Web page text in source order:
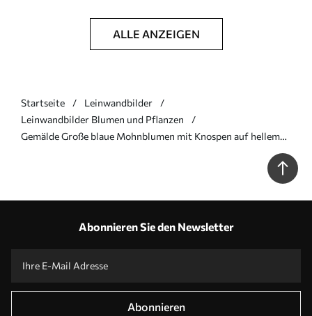
ALLE ANZEIGEN
Startseite
Leinwandbilder
Leinwandbilder Blumen und Pflanzen
Gemälde Große blaue Mohnblumen mit Knospen auf hellem
Abonnieren Sie den Newsletter
Abonnieren